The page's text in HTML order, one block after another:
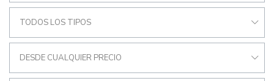
TODOS LOS TIPOS
DESDE CUALQUIER PRECIO